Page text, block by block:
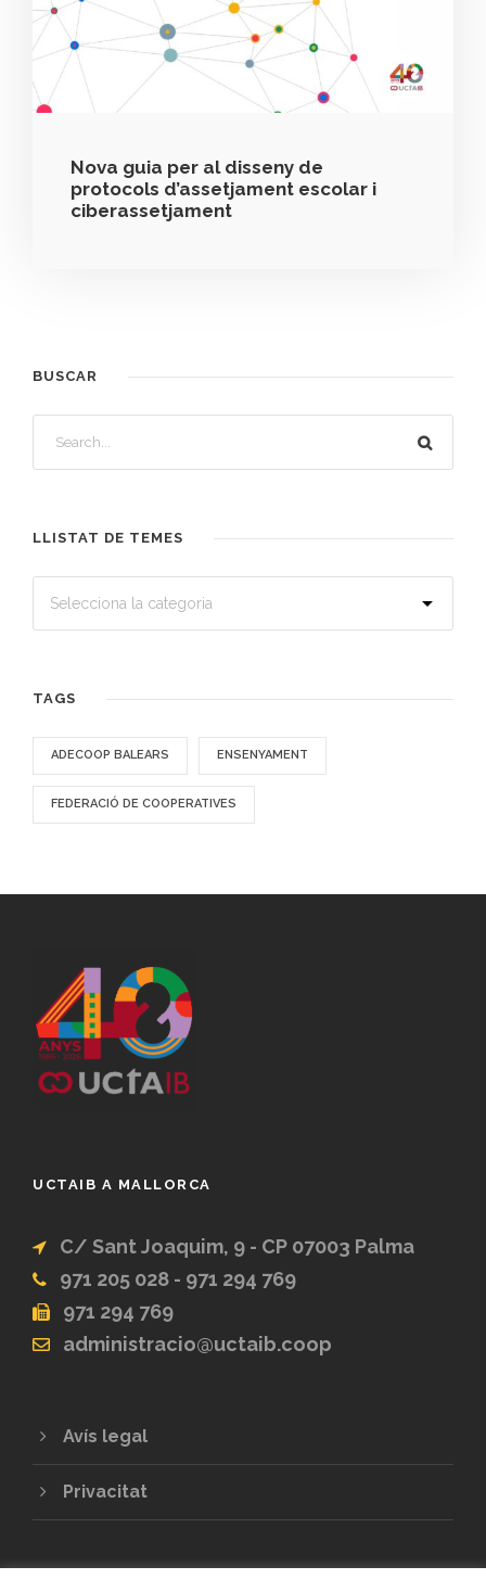
Nova guia per al disseny de
protocols d’assetjament escolar i
ciberassetjament
BUSCAR
LLISTAT DE TEMES
TAGS
ADECOOP BALEARS ENSENYAMENT
FEDERACIÓ DE COOPERATIVES
UCTAIB A MALLORCA
C/ Sant Joaquim, 9 - CP 07003 Palma
971 205 028 - 971 294 769
971 294 769
administracio@uctaib.coop
Avís legal
Privacitat